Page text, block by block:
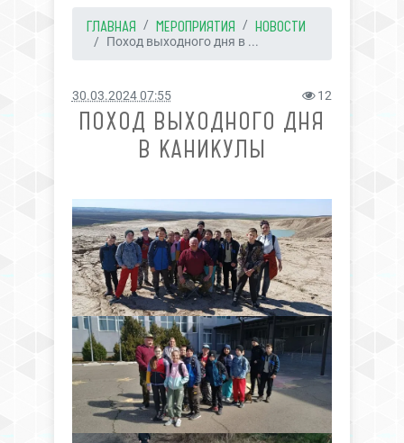
ГЛАВНАЯ МЕРОПРИЯТИЯ НОВОСТИ
Поход выходного дня в ...
30.03.2024 07:55 12
ПОХОД ВЫХОДНОГО ДНЯ
В КАНИКУЛЫ